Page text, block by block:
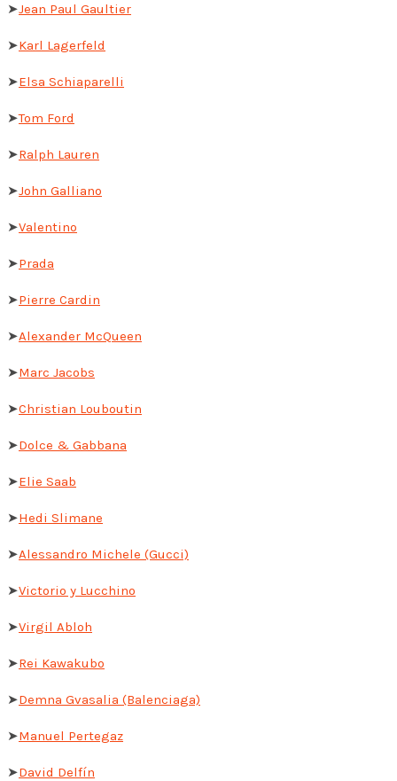
➤Jean Paul Gaultier
➤Karl Lagerfeld
➤Elsa Schiaparelli
➤Tom Ford
➤Ralph Lauren
➤John Galliano
➤Valentino
➤Prada
➤Pierre Cardin
➤Alexander McQueen
➤Marc Jacobs
➤Christian Louboutin
➤Dolce & Gabbana
➤Elie Saab
➤Hedi Slimane
➤Alessandro Michele (Gucci)
➤Victorio y Lucchino
➤Virgil Abloh
➤Rei Kawakubo
➤Demna Gvasalia (Balenciaga)
➤Manuel Pertegaz
➤David Delfín